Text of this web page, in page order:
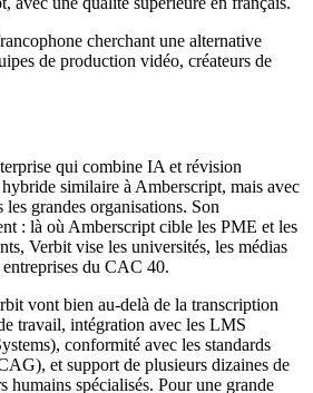
cherchant une alternative
de production vidéo, créateurs de
qui combine IA et révision
similaire à Amberscript, mais avec
grandes organisations. Son
: là où Amberscript cible les PME et les
Verbit vise les universités, les médias
du CAC 40.
vont bien au-delà de la transcription
travail, intégration avec les LMS
conformité avec les standards
et support de plusieurs dizaines de
humains spécialisés. Pour une grande